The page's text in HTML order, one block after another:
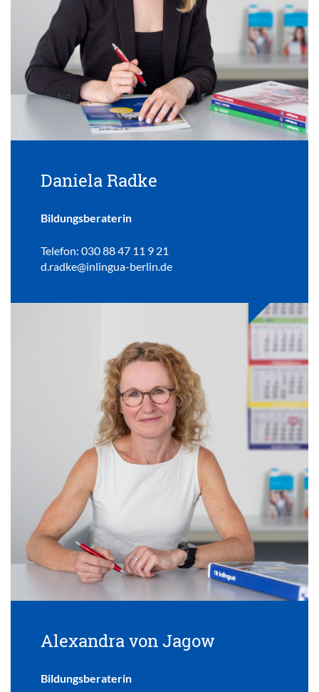
Daniela Radke
Bildungsberaterin
Telefon: 030 88 47 11 9 21
d.radke@inlingua-berlin.de
Alexandra von Jagow
Bildungsberaterin